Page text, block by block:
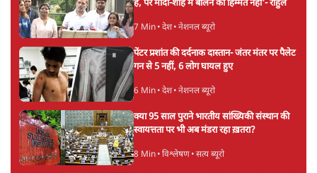
है, पर मोदी-शाह में बोलने की हिम्मत नहीं'- राहुल
7 Min• देश• नेशनल ब्यूरो
पेंटर प्रशांत की दर्दनाक दास्तान- जंतर मंतर पर पैलेट
गन से 5 नहीं, 6 लोग घायल हुए
6 Min• देश• नेशनल ब्यूरो
क्या 95 साल पुराने भारतीय सांख्यिकी संस्थान की
स्वायत्तता पर भी अब मंडरा रहा ख़तरा?
8 Min• विश्लेषण• सत्य ब्यूरो